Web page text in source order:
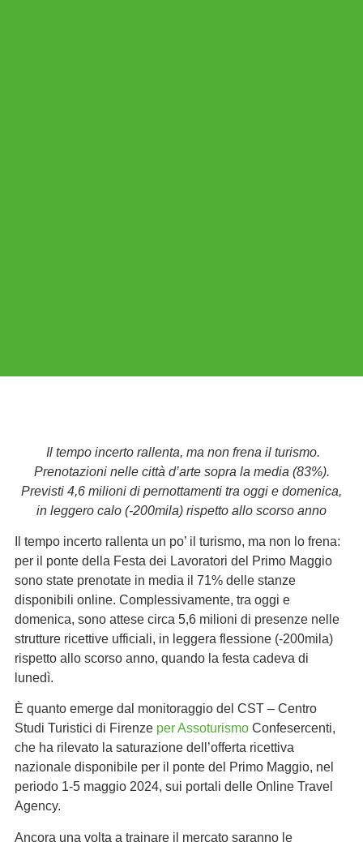
Il tempo incerto rallenta, ma non frena il turismo.
Prenotazioni nelle città d’arte sopra la media (83%).
Previsti 4,6 milioni di pernottamenti tra oggi e domenica,
in leggero calo (-200mila) rispetto allo scorso anno
Il tempo incerto rallenta un po’ il turismo, ma non lo frena:
per il ponte della Festa dei Lavoratori del Primo Maggio
sono state prenotate in media il 71% delle stanze
disponibili online. Complessivamente, tra oggi e
domenica, sono attese circa 5,6 milioni di presenze nelle
strutture ricettive ufficiali, in leggera flessione (-200mila)
rispetto allo scorso anno, quando la festa cadeva di
lunedì.
È quanto emerge dal monitoraggio del CST – Centro
Studi Turistici di Firenze per AssoturismoConfesercenti,
che ha rilevato la saturazione dell’offerta ricettiva
nazionale disponibile per il ponte del Primo Maggio, nel
periodo 1-5 maggio 2024, sui portali delle Online Travel
Agency.
Ancora una volta a trainare il mercato saranno le